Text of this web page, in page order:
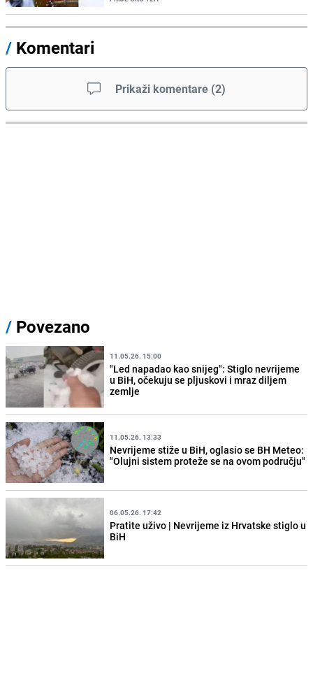
/ Komentari
Prikaži komentare (2)
/ Povezano
11.05.26. 15:00
"Led napadao kao snijeg": Stiglo nevrijeme
u BiH, očekuju se pljuskovi i mraz diljem
zemlje
11.05.26. 13:33
Nevrijeme stiže u BiH, oglasio se BH Meteo:
"Olujni sistem proteže se na ovom području"
06.05.26. 17:42
Pratite uživo | Nevrijeme iz Hrvatske stiglo u
BiH